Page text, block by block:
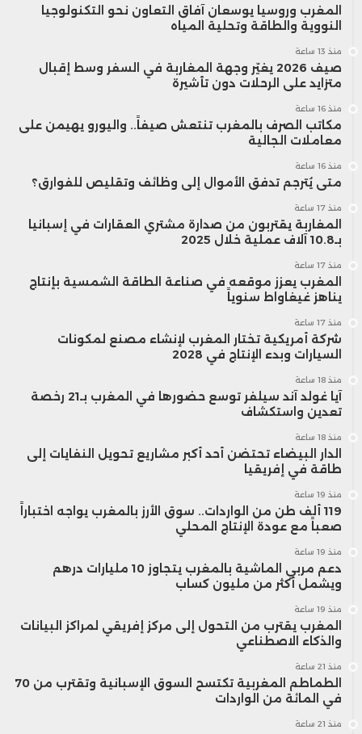
المغرب وروسيا يوسعان آفاق التعاون نحو التكنولوجيا
النووية والطاقة وتحلية المياه
منذ 13 ساعة
صيف 2026 يغيّر وجهة المغاربة في السفر وسط إقبال
متزايد على الرحلات دون تأشيرة
منذ 16 ساعة
مكاتب الصرف بالمغرب تنتعش صيفاً.. واليورو يهيمن على
معاملات الجالية
منذ 16 ساعة
متى يُترجم تدفق الأموال إلى وظائف وتقليص للفوارق؟
منذ 17 ساعة
المغاربة يقتربون من صدارة مشتري العقارات في إسبانيا
بـ10.8 آلاف عملية خلال 2025
منذ 17 ساعة
المغرب يعزز موقعه في صناعة الطاقة الشمسية بإنتاج
يناهز غيغاواط سنوياً
منذ 17 ساعة
شركة أمريكية تختار المغرب لإنشاء مصنع لمكونات
السيارات وبدء الإنتاج في 2028
منذ 18 ساعة
آيا غولد آند سيلفر توسع حضورها في المغرب بـ21 رخصة
تعدين واستكشاف
منذ 18 ساعة
الدار البيضاء تحتضن أحد أكبر مشاريع تحويل النفايات إلى
طاقة في إفريقيا
منذ 19 ساعة
119 ألف طن من الواردات.. سوق الأرز بالمغرب يواجه اختباراً
صعباً مع عودة الإنتاج المحلي
منذ 19 ساعة
دعم مربي الماشية بالمغرب يتجاوز 10 مليارات درهم
ويشمل أكثر من مليون كساب
منذ 19 ساعة
المغرب يقترب من التحول إلى مركز إفريقي لمراكز البيانات
والذكاء الاصطناعي
منذ 21 ساعة
الطماطم المغربية تكتسح السوق الإسبانية وتقترب من 70
في المائة من الواردات
منذ 21 ساعة